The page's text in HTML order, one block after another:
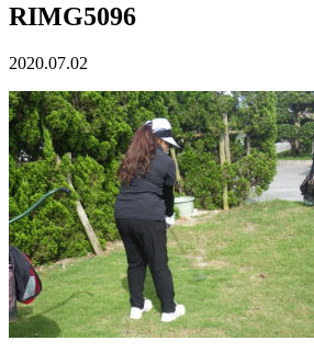
RIMG5096
2020.07.02